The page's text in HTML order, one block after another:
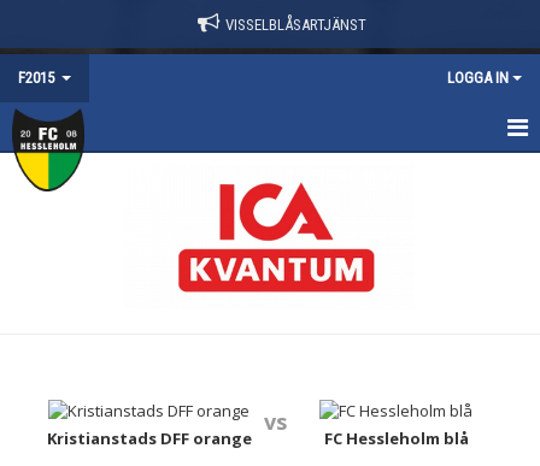
VISSELBLÅSARTJÄNST
F2015 LOGGA IN
HEM
KONTAKT
Kristianstads DFF orange
vs
FC Hessleholm blå